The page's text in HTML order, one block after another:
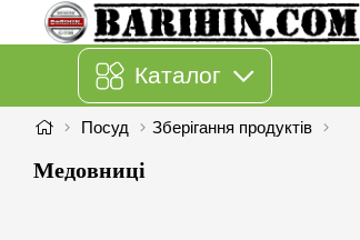
Каталог
Посуд Зберігання продуктів
Медовниці